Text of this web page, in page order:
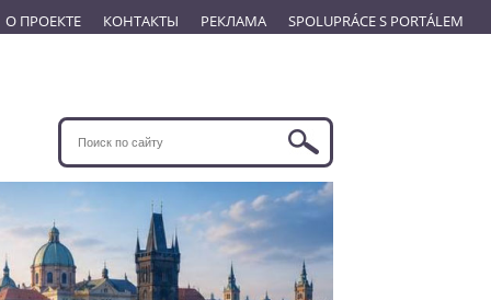
О ПРОЕКТЕ КОНТАКТЫ РЕКЛАМА SPOLUPRÁCE S PORTÁLEM